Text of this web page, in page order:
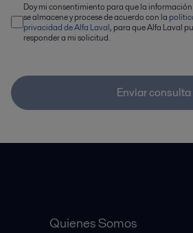
Doy mi consentimiento para que la
se almacene y procese de acuerdo con la
privacidad de Alfa Laval, para que Alfa Laval
responder a mi solicitud.
Enviar consulta
Quienes Somos